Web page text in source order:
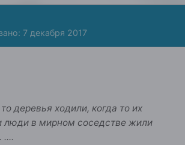
7 декабря 2017
деревья ходили, когда то их
люди в мирном соседстве жили
....